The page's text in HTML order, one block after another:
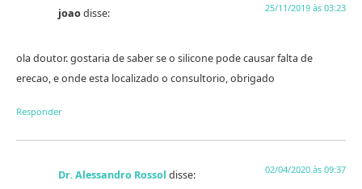
joaodisse: 25/11/2019 às 03:23
ola doutor. gostaria de saber se o silicone pode causar falta de
erecao, e onde esta localizado o consultorio, obrigado
Responder
Dr. Alessandro Rossol disse: 02/04/2020 às 09:37